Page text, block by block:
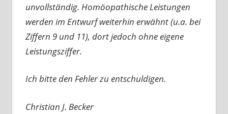
unvollständig. Homöopathische Leistungen
werden im Entwurf weiterhin erwähnt (u.a. bei
Ziffern 9 und 11), dort jedoch ohne eigene
Leistungsziffer.
Ich bitte den Fehler zu entschuldigen.
Christian J. Becker